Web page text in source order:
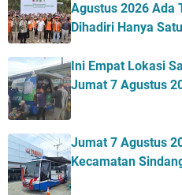
Agustus 2026 Ada
Dihadiri Hanya Satu
Ini Empat Lokasi
Jumat 7 Agustus
Jumat 7 Agustus
Kecamatan